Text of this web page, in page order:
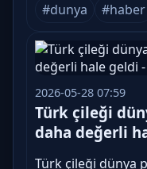
#dunya
#haber
2026-05-28 07:59
Türk çileği
daha değerli
Türk çileği dünya